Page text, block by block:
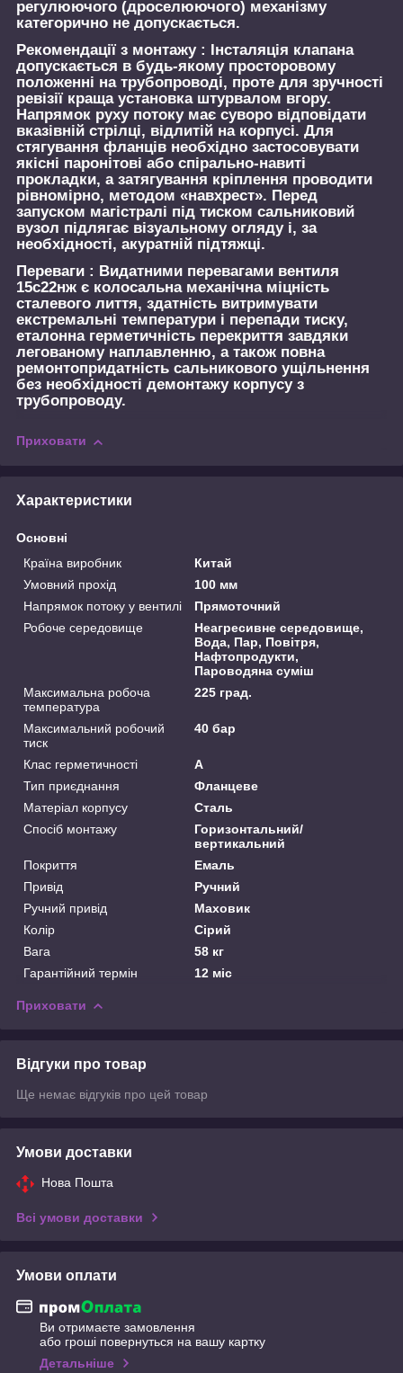
регулюючого (дроселюючого) механізму
категорично не допускається.
Рекомендації з монтажу : Інсталяція клапана
допускається в будь-якому просторовому
положенні на трубопроводі, проте для зручності
ревізії краща установка штурвалом вгору.
Напрямок руху потоку має суворо відповідати
вказівній стрілці, відлитій на корпусі. Для
стягування фланців необхідно застосовувати
якісні паронітові або спірально-навиті
прокладки, а затягування кріплення проводити
рівномірно, методом «навхрест». Перед
запуском магістралі під тиском сальниковий
вузол підлягає візуальному огляду і, за
необхідності, акуратній підтяжці.
Переваги : Видатними перевагами вентиля
15с22нж є колосальна механічна міцність
сталевого лиття, здатність витримувати
екстремальні температури і перепади тиску,
еталонна герметичність перекриття завдяки
легованому наплавленню, а також повна
ремонтопридатність сальникового ущільнення
без необхідності демонтажу корпусу з
трубопроводу.
Приховати
Характеристики
Основні
Країна виробник
Китай
Умовний прохід
100 мм
Напрямок потоку у вентилі
Прямоточний
Робоче середовище
Неагресивне середовище,
Вода, Пар, Повітря,
Нафтопродукти,
Пароводяна суміш
Максимальна робоча
температура
225 град.
Максимальний робочий
тиск
40 бар
Клас герметичності
А
Тип приєднання
Фланцеве
Матеріал корпусу
Сталь
Спосіб монтажу
Горизонтальний/
вертикальний
Покриття
Емаль
Привід
Ручний
Ручний привід
Маховик
Колір
Сірий
Вага
58 кг
Гарантійний термін
12 міс
Приховати
Відгуки про товар
Ще немає відгуків про цей товар
Умови доставки
Нова Пошта
Всі умови доставки
Умови оплати
Ви отримаєте замовлення
або гроші повернуться на вашу картку
Детальніше